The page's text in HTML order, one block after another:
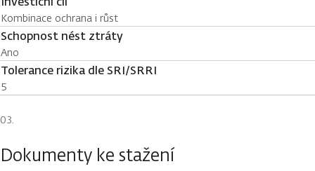
Kombinace ochrana i růst
Schopnost nést ztráty
Ano
Tolerance rizika dle SRI/SRRI
5
Dokumenty ke stažení